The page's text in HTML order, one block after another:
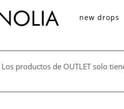
new drops
Los productos de OUTLET solo